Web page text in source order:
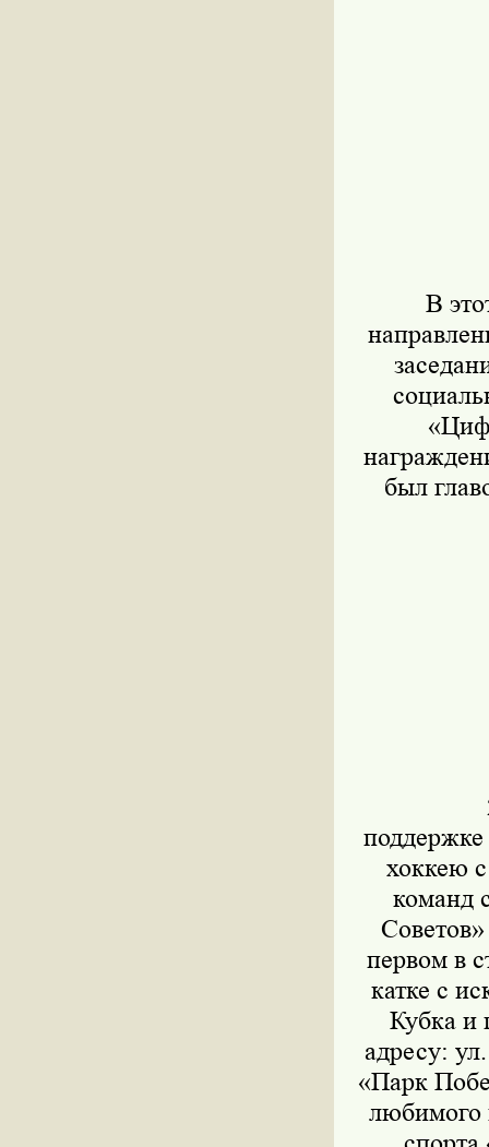
В
был
25-
хоккею
команд
первом в
катке с
Кубка и
адресу:
«Парк
любимого